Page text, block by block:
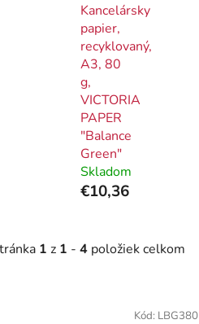
Kancelársky
papier,
recyklovaný,
A3, 80
g,
VICTORIA
PAPER
"Balance
Green"
Skladom
€10,36
1 z 1 - 4 položiek celkom
Kód: LBG380